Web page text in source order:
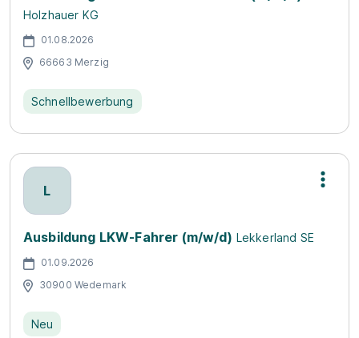
Holzhauer KG
01.08.2026
66663 Merzig
Schnellbewerbung
L
Ausbildung LKW-Fahrer (m/w/d) Lekkerland SE
01.09.2026
30900 Wedemark
Neu